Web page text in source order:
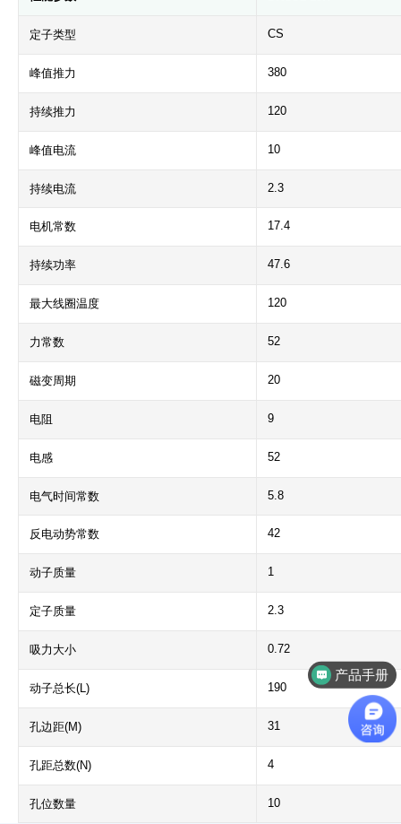
定子类型 CS
峰值推力 380
持续推力 120
峰值电流 10
持续电流 2.3
电机常数 17.4
持续功率 47.6
最大线圈温度 120
力常数 52
磁变周期 20
电阻 9
电感 52
电气时间常数 5.8
反电动势常数 42
动子质量 1
定子质量 2.3
吸力大小 0.72
动子总长(L) 190
孔边距(M) 31
孔距总数(N) 4
孔位数量 10
产品手册